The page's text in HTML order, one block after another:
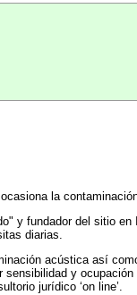
la
y fundador del sitio en
diarias.
acústica así
y
jurídico ‘on line’.